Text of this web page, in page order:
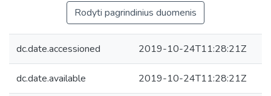
Rodyti pagrindinius duomenis
dc.date.accessioned 2019-10-24T11:28:21Z
dc.date.available 2019-10-24T11:28:21Z